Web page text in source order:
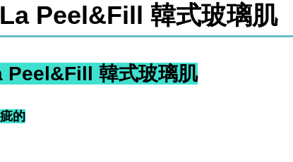
Peel&Fill 韓式玻璃肌
Peel&Fill 韓式玻璃肌
的